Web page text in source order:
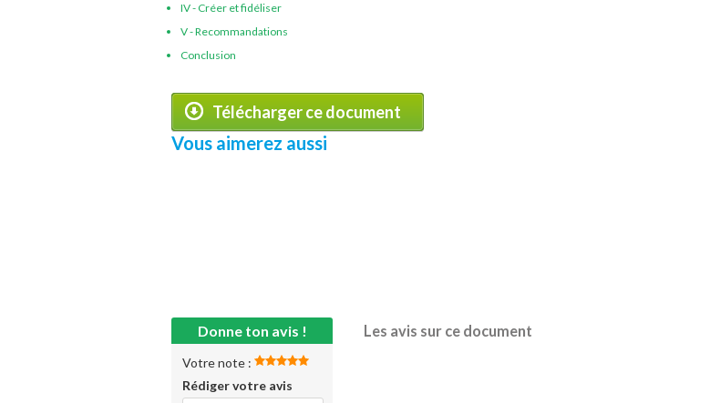
IV - Créer et fidéliser
V - Recommandations
Conclusion
Télécharger ce document
Vous aimerez aussi
Donne ton avis !
Votre note :
Rédiger votre avis
Les avis sur ce document